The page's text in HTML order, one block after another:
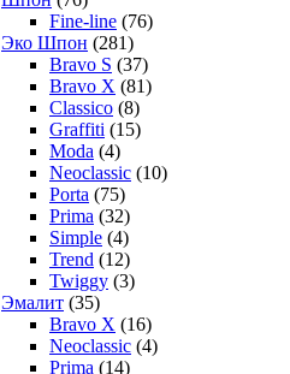
Fine-line (76)
Эко Шпон (281)
Bravo S (37)
Bravo X (81)
Classico (8)
Graffiti (15)
Moda (4)
Neoclassic (10)
Porta (75)
Prima (32)
Simple (4)
Trend (12)
Twiggy (3)
Эмалит (35)
Bravo X (16)
Neoclassic (4)
Prima (14)